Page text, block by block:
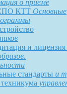
о приёме
КТТ Основные
и лицензия
стандарты и